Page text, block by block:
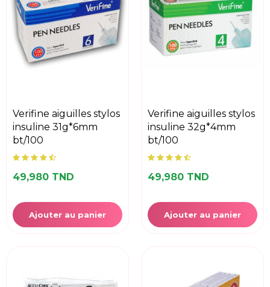
verifine aiguilles stylos
insuline 31g*6mm
bt/100
49,980 TND
Ajouter au panier
verifine aiguilles stylos
insuline 32g*4mm
bt/100
49,980 TND
Ajouter au panier